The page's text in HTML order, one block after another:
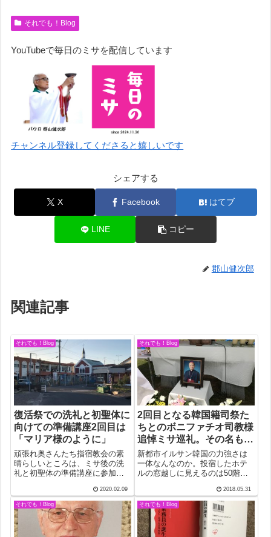
それでも！Blog
YouTubeで毎日のミサを配信しています
チャンネル登録してくださると嬉しいです
シェアする
X Facebook はてブ
LINE コピー
郡山健次郎
関連記事
それでも！Blog
復活祭での洗礼と初聖体に
向けての準備講座2回目は
「マリア様のように」
頑張れ奥さんたち指宿教会の素
晴らしいところは、ミサ後の洗
礼と初聖体の準備講座に参加者
は、3人のフィリピン人たちも参
加。「おめでとう！おめでと
う！」と喜びの挨拶。まだ先の
ことなのに決まったことが嬉し
いのだと思う。それ...
2020.02.09
それでも！Blog
2回目となる韓国籍司祭た
ちとのボニファチオ司教様
追悼ミサ巡礼。その名もイ
ースター（復活）航空で。
新都市イルサン韓国の力強さは
一体なんなのか。投宿したホテ
ルの窓越しに見えるのは50階ほ
築が同時進行中。ソウルの人口
増のため新しく開発された町で
イルサン（一山）新都市とい
う。人口100万。いわゆる、ソウ
ルのベッド...
2018.05.31
それでも！Blog それでも！Blog